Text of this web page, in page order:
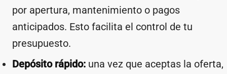
por apertura, mantenimiento o pagos
anticipados. Esto facilita el control de tu
presupuesto.
Depósito rápido: una vez que aceptas la oferta,